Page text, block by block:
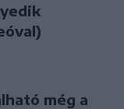
még a